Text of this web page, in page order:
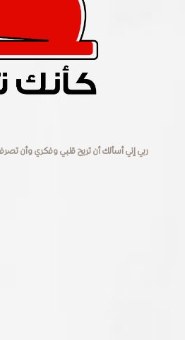
ربي إني أسألك أن تريح قلبي وفكري وأن